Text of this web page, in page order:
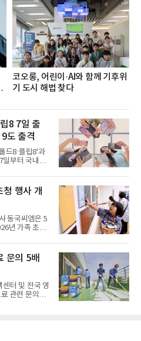
증가한 수
평판 순위는 삼
시스, 에비앙,
수, 지리산수,
코오롱, 어린이·AI와 함께 기후위
기 도시 해법 찾다
8 7일 출
도 출격
드8·플립8'과
일부터 국내에
된 '갤럭시 Z 폴
는 갤럭시 스
를 달성했다.
Z 폴드8'를
(폼팩터)와 디
서 사전 구매
며, 이 중 '갤
행사 개
동국씨엠은 5
년 가족 초청
룹 분할 출범
위해 여름방
일터를 직접
시에, 임직원
다. ‘저학년 자
는 초등 고학
.이날 보호자 1
문의 5배
센터 및 전국 영
관련 문의가